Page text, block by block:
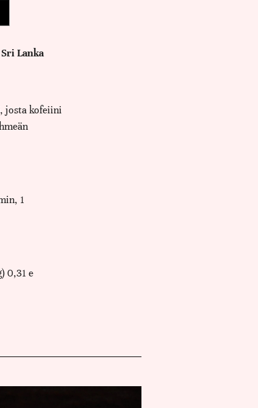
Lanka
, josta kofeiini
1
0,31 e